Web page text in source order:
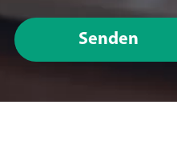
Senden